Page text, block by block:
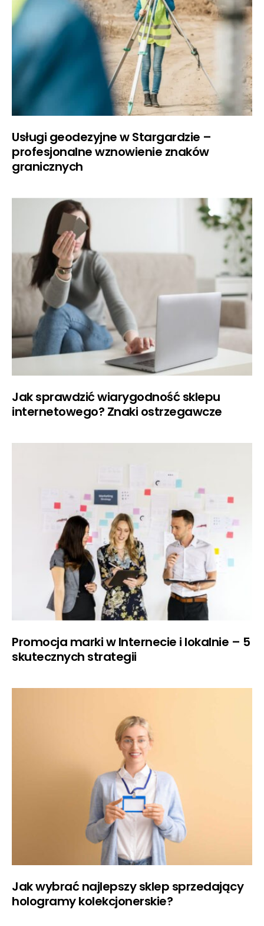
Usługi geodezyjne w Stargardzie –
profesjonalne wznowienie znaków
granicznych
Jak sprawdzić wiarygodność sklepu
internetowego? Znaki ostrzegawcze
Promocja marki w Internecie i lokalnie – 5
skutecznych strategii
Jak wybrać najlepszy sklep sprzedający
hologramy kolekcjonerskie?